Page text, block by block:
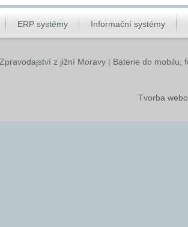
ERP systémy Informační systémy
Zpravodajství z jižní Moravy| Baterie do mobilu,
Tvorba